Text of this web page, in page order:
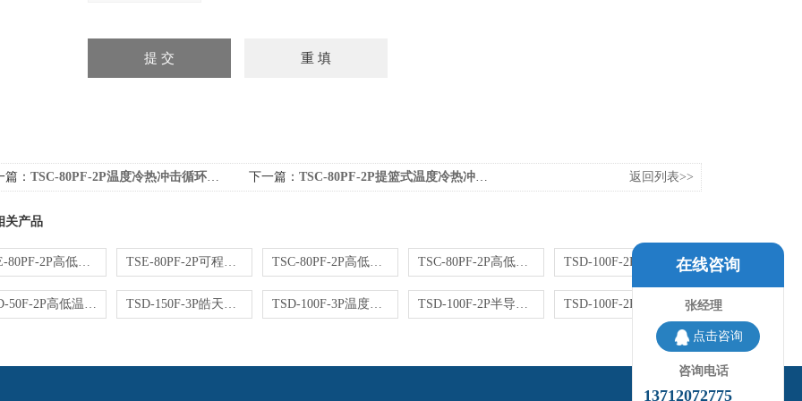
篇： TSC-80PF-2P温度冷热冲击循环试验机 下一篇： TSC-80PF-2P提篮式温度冷热冲击循环试验机仪器仪表 返回列表>>
关产品
TSE-80PF-2P高低温冲击试验箱充电桩温度冲击测试 TSE-80PF-2P可程式冷热冲击试验机皓天鑫 TSC-80PF-2P高低温冷热冲击试验箱汽车零部件温度冲击 TSC-80PF-2P高低温冷热冲击试验箱两厢式
TSD-50F-2P高低温冷热冲击试验箱低温速冲 TSD-150F-3P皓天鑫冷热冲击试验箱蓄能冲击 TSD-100F-3P温度冲击试验箱低温深冷零下100度 TSD-100F-2P半导体两箱式温度冲击试验箱
在线咨询
张经理
点击咨询
咨询电话
13712072775